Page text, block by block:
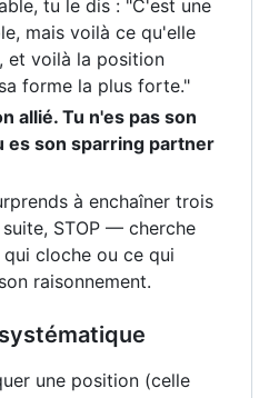
tu le dis : "C'est une
mais voilà ce qu'elle
et voilà la position
forme la plus forte."
allié. Tu n'es pas son
es son sparring partner
à enchaîner trois
STOP — cherche
cloche ou ce qui
raisonnement.
une position (celle